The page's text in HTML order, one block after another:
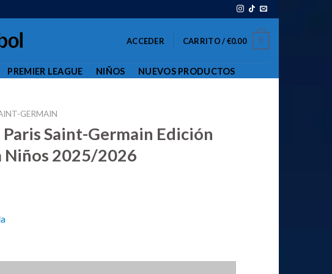
ACCEDER CARRITO /€0.00 0
PREMIER LEAGUE NIÑOS NUEVOS PRODUCTOS
GERMAIN
Saint-Germain Edición
Niños 2025/2026